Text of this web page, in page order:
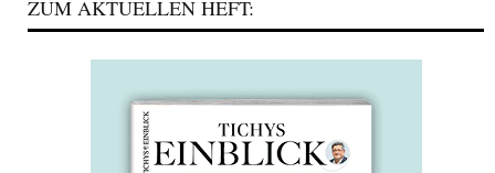
ZUM AKTUELLEN HEFT: